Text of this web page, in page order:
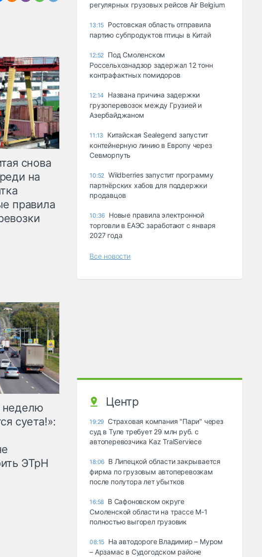
снова
на
правила
суета!»:
ЭТрН
регулярных грузовых рейсов Air Belgium
13:15 Ростовская область отправила
партию субпродуктов птицы в Китай
12:52 Под Смоленском
Россельхознадзор задержал 12 тонн
контрафактных помидоров
12:14
Названа причина задержки
грузоперевозок между Грузией и
Азербайджаном
11:13
Китайская Sealegend запустит
контейнерную линию в Европу через
Севморпуть
10:52 Wildberries запустит программу
партнёрских хабов для поддержки
продавцов
10:36 Новые правила электронной
торговли в ЕАЭС заработают с января
2027 года
Все новости
Центр
19:29 Страховая компания "Пари" через
суд в Туле требует 29 млн руб. с
автоперевозчика Kaz TralServiece
18:06 В Липецкой области закрывается
фирма по грузовым автоперевозкам
после полутора лет убытков
16:58 В Сафоновском округе
Смоленской области на трассе М-1
полностью выгорел грузовик
08:15 На автодороге Владимир – Муром
– Арзамас в Судогодском районе